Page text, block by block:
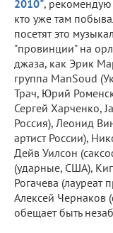
2010", рекомендую
кто уже там
посетят это
"провинции" на
джаза, как Эрик
группа ManSoud
Трач, Юрий
Сергей Харченко,
Россия), Леонид
артист России),
Дейв Уилсон
(ударные, США),
Рогачева (лауреат
Алексей Чернаков
обещает быть